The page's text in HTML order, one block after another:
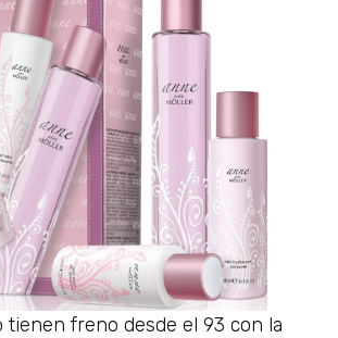
tienen freno desde el 93 con la